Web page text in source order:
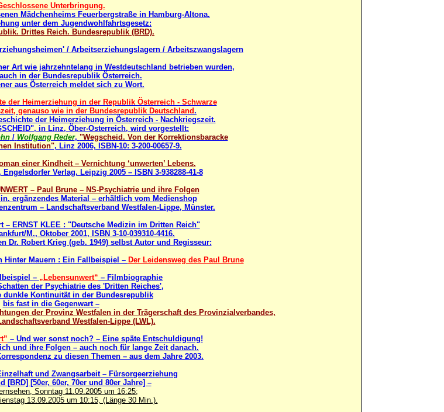
Unterbringung.
Mädchenheims Feuerbergstraße in Hamburg-Altona.
unter dem Jugendwohlfahrtsgesetz:
Drittes Reich. Bundesrepublik (BRD).
/ Arbeitserziehungslagern / Arbeitszwangslagern
Art wie jahrzehntelang in Westdeutschland betrieben wurden,
in der Bundesrepublik Österreich.
aus Österreich meldet sich zu Wort.
der Heimerziehung in der Republik Österreich - Schwarze
genauso wie in der Bundesrepublik Deutschland.
der Heimerziehung in Österreich - Nachkriegszeit.
, in Linz, Öber-Osterreich, wird vorgestellt:
/ Wolfgang Reder, "Wegscheid. Von der Korrektionsbaracke
Institution", Linz 2006, ISBN-10: 3-200-00657-9.
einer Kindheit – Vernichtung ‘unwerten’ Lebens.
Verlag, Leipzig 2005 – ISBN 3-938288-41-8
– Paul Brune – NS-Psychiatrie und ihre Folgen
ergänzendes Material – erhältlich vom Medienshop
– Landschaftsverband Westfalen-Lippe, Münster.
– ERNST KLEE : "Deutsche Medizin im Dritten Reich"
M., Oktober 2001, ISBN 3-10-039310-4416.
Dr. Robert Krieg (geb. 1949) selbst Autor und Regisseur:
Hinter Mauern : Ein Fallbeispiel – Der Leidensweg des Paul Brune
– „Lebensunwert“ – Filmbiographie
der Psychiatrie des 'Dritten Reiches',
dunkle Kontinuität in der Bundesrepublik
bis fast in die Gegenwart –
der Provinz Westfalen in der Trägerschaft des Provinzialverbandes,
Westfalen-Lippe (LWL).
– Und wer sonst noch? – Eine späte Entschuldigung!
und ihre Folgen – auch noch für lange Zeit danach.
zu diesen Themen – aus dem Jahre 2003.
und Zwangsarbeit – Fürsorgeerziehung
[BRD] [50er, 60er, 70er und 80er Jahre] –
Sonntag 11.09.2005 um 16:25;
13.09.2005 um 10:15, (Länge 30 Min.).